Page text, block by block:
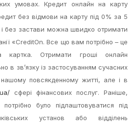
умовах. Кредит онлайн на карту
без відмови на карту під 0% за 5
без застави можна швидко отримати
«CreditOn. Все що вам потрібно – це
картка. Отримати гроші онлайн
в зв’язку із застосуванням сучасних
нашому повсякденному житті, але і в
сфері фінансових послуг. Раніше,
було підлаштовуватися під
установ або відділень